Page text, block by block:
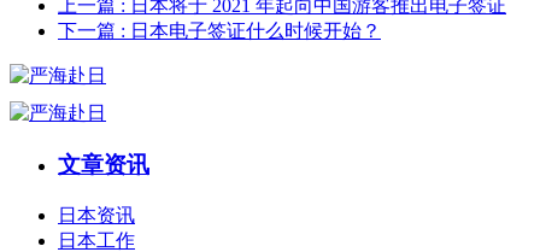
上一篇 : 日本将于 2021 年起向中国游客推出电子签证
下一篇 : 日本电子签证什么时候开始？
文章资讯
日本资讯
日本工作